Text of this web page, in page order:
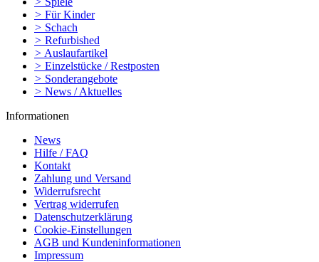
> Für Kinder
> Schach
> Refurbished
> Auslaufartikel
> Einzelstücke / Restposten
> Sonderangebote
> News / Aktuelles
Informationen
News
Hilfe / FAQ
Kontakt
Zahlung und Versand
Widerrufsrecht
Vertrag widerrufen
Datenschutzerklärung
Cookie-Einstellungen
AGB und Kundeninformationen
Impressum